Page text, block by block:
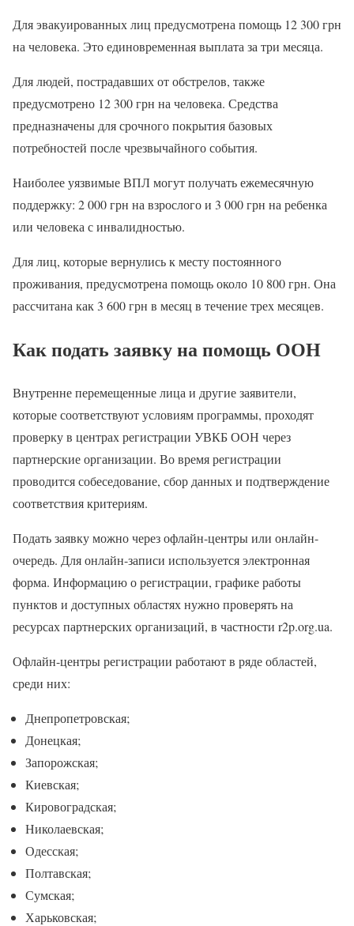
Для эвакуированных лиц предусмотрена помощь 12 300 грн
на человека. Это единовременная выплата за три месяца.
Для людей, пострадавших от обстрелов, также
предусмотрено 12 300 грн на человека. Средства
предназначены для срочного покрытия базовых
потребностей после чрезвычайного события.
Наиболее уязвимые ВПЛ могут получать ежемесячную
поддержку: 2 000 грн на взрослого и 3 000 грн на ребенка
или человека с инвалидностью.
Для лиц, которые вернулись к месту постоянного
проживания, предусмотрена помощь около 10 800 грн. Она
рассчитана как 3 600 грн в месяц в течение трех месяцев.
Как подать заявку на помощь ООН
Внутренне перемещенные лица и другие заявители,
которые соответствуют условиям программы, проходят
проверку в центрах регистрации УВКБ ООН через
партнерские организации. Во время регистрации
проводится собеседование, сбор данных и подтверждение
соответствия критериям.
Подать заявку можно через офлайн-центры или онлайн-
очередь. Для онлайн-записи используется электронная
форма. Информацию о регистрации, графике работы
пунктов и доступных областях нужно проверять на
ресурсах партнерских организаций, в частности r2p.org.ua.
Офлайн-центры регистрации работают в ряде областей,
среди них:
Днепропетровская;
Донецкая;
Запорожская;
Киевская;
Кировоградская;
Николаевская;
Одесская;
Полтавская;
Сумская;
Харьковская;